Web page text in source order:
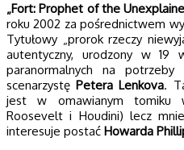
„Fort: Prophet of the
roku 2002 za pośrednictwem
Tytułowy „prorok rzeczy
autentyczny, urodzony w 19
paranormalnych na potrzeby
scenarzystę Petera Lenkova.
jest w omawianym tomiku
Roosevelt i Houdini) lecz
interesuje postać Howarda